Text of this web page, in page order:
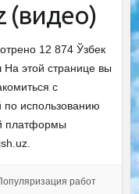
(видео)
12 874 Ўзбек
На этой странице вы
с
по использованию
платформы
работ